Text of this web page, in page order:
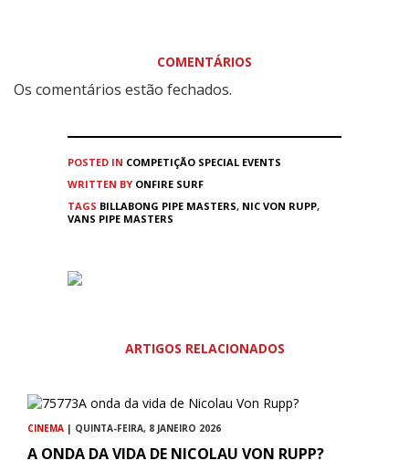
COMENTÁRIOS
Os comentários estão fechados.
POSTED IN COMPETIÇÃO SPECIAL EVENTS
WRITTEN BY ONFIRE SURF
TAGS BILLABONG PIPE MASTERS, NIC VON RUPP,
VANS PIPE MASTERS
ARTIGOS RELACIONADOS
CINEMA | QUINTA-FEIRA, 8 JANEIRO 2026
A ONDA DA VIDA DE NICOLAU VON RUPP?